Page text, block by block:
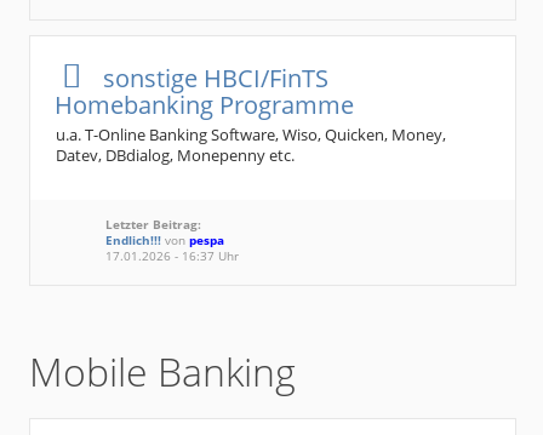
sonstige HBCI/FinTS
Homebanking Programme
u.a. T-Online Banking Software, Wiso, Quicken, Money,
Datev, DBdialog, Monepenny etc.
Letzter Beitrag:
Endlich!!! von pespa
17.01.2026 - 16:37 Uhr
Mobile Banking